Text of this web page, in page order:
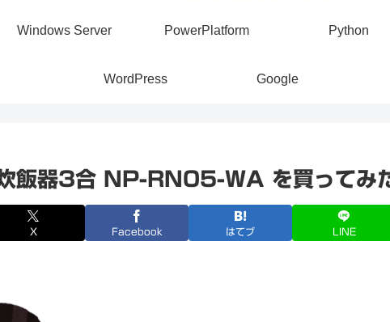
Windows Server PowerPlatform Python
WordPress Google
飯器3合 NP-RN05-WA を買ってみ
X Facebook はてブ LINE